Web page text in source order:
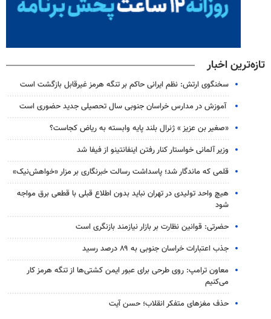
تازه‌ترین اخبار
سخنگوی ارتش: نظم ایرانی حاکم بر تنگه هرمز غیرقابل بازگشت است
آموزش در مدارس خراسان جنوبی سال تحصیلی جدید حضوری است
«صغیر بن عزیز » ژنرال بلند پایه وابسته به ریاض کجاست؟
وزیر آلمانی خواستار کنار رفتن اینفانتینو از فیفا شد
قلمی که ماندگار شد؛ پاسداشت رسالت خبرنگاری بر مزار «خواهش‌نیک»
هیچ واحد تولیدی در تهران نباید بدون اطلاع قبلی با قطعی برق مواجه
شود
حضرتی: قوانین نظارت بر بازار نیازمند بازنگری است
جذب اعتبارات خراسان جنوبی به ۸۹ درصد رسید
معاون ترامپ: روی طرحی برای عبور ایمن کشتی‌ها از تنگه هرمز کار
می‌کنیم
حذف مغزهای متفکر انقلاب؛ حسن آیت